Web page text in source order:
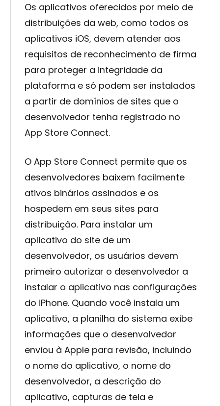
Os aplicativos oferecidos por meio de
distribuições da web, como todos os
aplicativos iOS, devem atender aos
requisitos de reconhecimento de firma
para proteger a integridade da
plataforma e só podem ser instalados
a partir de domínios de sites que o
desenvolvedor tenha registrado no
App Store Connect.
O App Store Connect permite que os
desenvolvedores baixem facilmente
ativos binários assinados e os
hospedem em seus sites para
distribuição. Para instalar um
aplicativo do site de um
desenvolvedor, os usuários devem
primeiro autorizar o desenvolvedor a
instalar o aplicativo nas configurações
do iPhone. Quando você instala um
aplicativo, a planilha do sistema exibe
informações que o desenvolvedor
enviou à Apple para revisão, incluindo
o nome do aplicativo, o nome do
desenvolvedor, a descrição do
aplicativo, capturas de tela e